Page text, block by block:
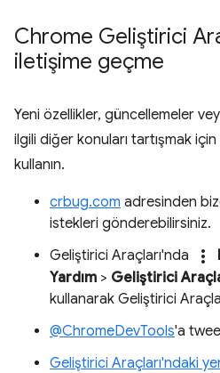
Chrome Geliştirici
iletişime geçme
Yeni özellikler, güncellemeler
ilgili diğer konuları tartışmak
kullanın.
crbug.com adresinden
istekleri gönderebilirsiniz.
Geliştirici Araçları'nda
more_vert
Yardım > Geliştirici
kullanarak Geliştirici
@ChromeDevTools'a
Geliştirici Araçları'ndaki